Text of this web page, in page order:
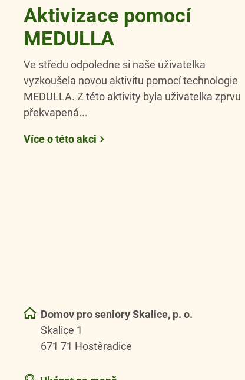
Aktivizace pomocí
MEDULLA
Ve středu odpoledne si naše uživatelka
vyzkoušela novou aktivitu pomocí technologie
MEDULLA. Z této aktivity byla uživatelka zprvu
překvapená...
Více o této akci
Domov pro seniory Skalice, p. o.
Skalice 1
671 71 Hostěradice